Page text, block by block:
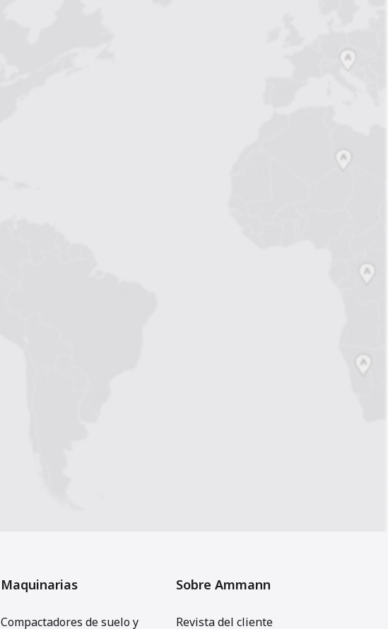
Maquinarias
Compactadores de suelo y
Sobre Ammann
Revista del cliente